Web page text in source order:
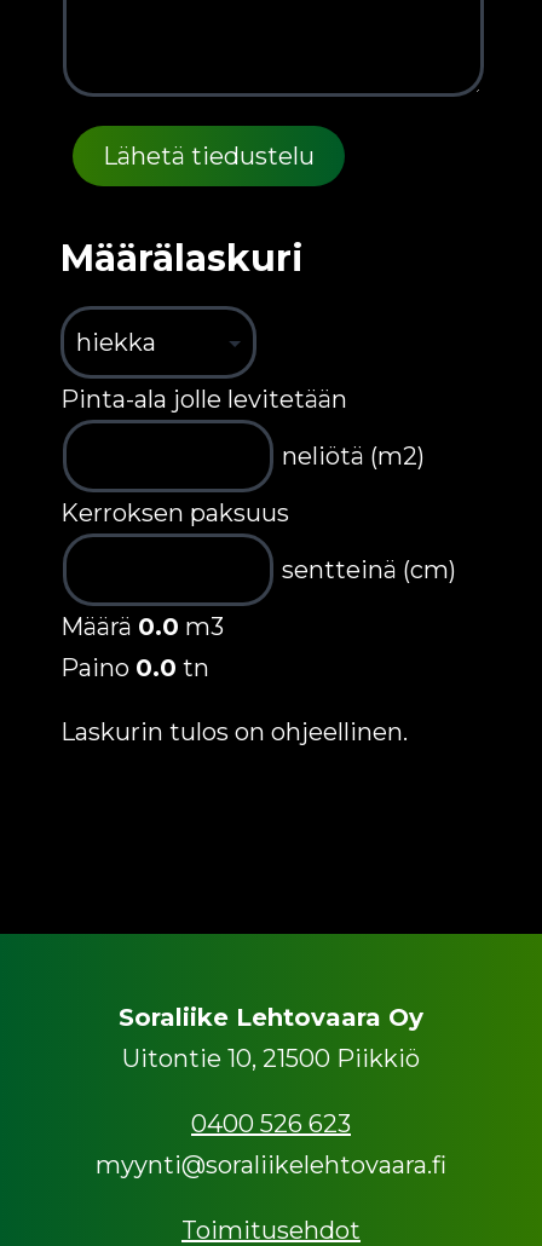
Määrälaskuri
Pinta-ala jolle levitetään
neliötä (m2)
Kerroksen paksuus
sentteinä (cm)
Määrä 0.0 m3
Paino 0.0 tn
Laskurin tulos on ohjeellinen.
Soraliike Lehtovaara Oy
Uitontie 10, 21500 Piikkiö
0400 526 623
myynti@soraliikelehtovaara.fi
Toimitusehdot